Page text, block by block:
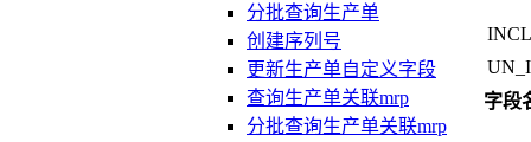
分批查询生产单
创建序列号
更新生产单自定义字段
查询生产单关联mrp
分批查询生产单关联mrp
字段